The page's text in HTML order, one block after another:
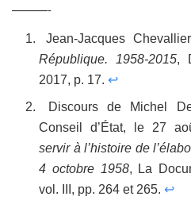
———-
Jean-Jacques Chevallier
République. 1958-2015,
2017, p. 17. ↩
Discours de Michel
Conseil d’État, le 27
servir à l’histoire de
4 octobre 1958, La
vol. III, pp. 264 et 265. ↩